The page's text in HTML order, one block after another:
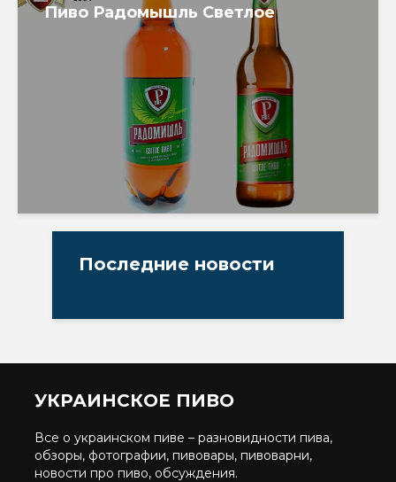
Пиво Радомышль Светлое
Последние новости
УКРАИНСКОЕ ПИВО
Все о украинском пиве – разновидности пива,
обзоры, фотографии, пивовары, пивоварни,
новости про пиво, обсуждения.